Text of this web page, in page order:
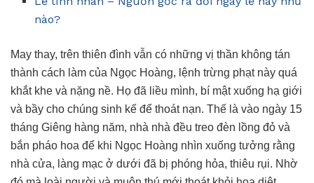
nào?
May thay, trên thiên đình vẫn có những vị thần không tán
thành cách làm của Ngọc Hoàng, lệnh trừng phạt này quá
khắt khe và nặng nề. Họ đã liều mình, bí mật xuống hạ giới
và bầy cho chúng sinh kế để thoát nạn. Thế là vào ngày 15
tháng Giêng hàng năm, nhà nhà đều treo đèn lồng đỏ và
bắn pháo hoa để khi Ngọc Hoàng nhìn xuống tưởng rằng
nhà cửa, làng mạc ở dưới đã bị phóng hỏa, thiêu rụi. Nhờ